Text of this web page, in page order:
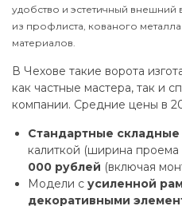
удобство и эстетичный
из профлиста, кованого
материалов.
В Чехове такие ворота
как частные мастера, так и
компании. Средние цены в
Стандартные
калиткой (ширина проема
000 рублей (включая
Модели с усиленной
декоративными